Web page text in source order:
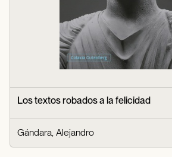
Los textos robados a la felicidad
Gándara, Alejandro